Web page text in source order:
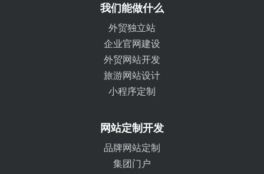
我们能做什么
外贸独立站
企业官网建设
外贸网站开发
旅游网站设计
小程序定制
网站定制开发
品牌网站定制
集团门户